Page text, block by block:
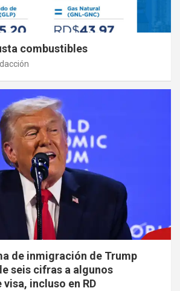
combustibles
de inmigración de Trump
seis cifras a algunos
incluso en RD